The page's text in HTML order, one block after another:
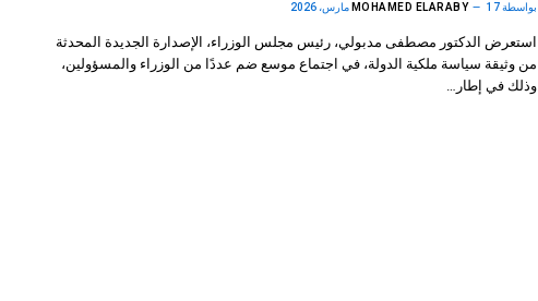
بواسطة MOHAMED ELARABY 17 مارس، 2026
استعرض الدكتور مصطفى مدبولي، رئيس مجلس الوزراء، الإصدارة الجديدة المحدثة
من وثيقة سياسة ملكية الدولة، في اجتماع موسع ضم عددًا من الوزراء والمسؤولين،
وذلك في إطار…